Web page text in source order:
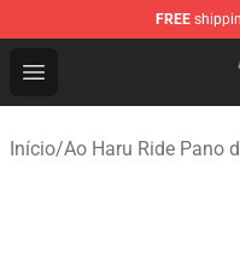
FREE
Open menu
Ao Haru Ride Shop
Início/Ao Haru Ride Pano